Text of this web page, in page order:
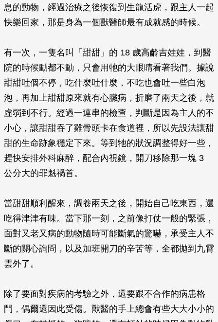
息的動物，經過治療之後恢復到生龍活虎，跟主人一起
快樂回家，那是身為一個獸醫師最有成就感的時候。
有一次，一隻名叫「甜甜」的 18 歲高齡吉娃娃，到醫
院的時候動都不動，只會用牠的大眼睛看著我們。據說
甜甜吐個不停，吃什麼吐什麼，不吃也會吐一些白泡
泡，再加上甜甜原來就有心臟病，折磨了兩天之後，就
虛弱到不行。經過一連串的檢查，判斷是因為主人的不
小心，讓甜甜吞了雞骨頭卡在食道裡，所以先設法讓甜
甜的生命跡象穩定下來。等到牠的狀況調整得好一些，
趕快安排外科麻醉，配合內視鏡，開刀移除那一塊 3
公分大的罪魁禍首。
當甜甜順利醒來，調養兩天之後，開始自己吃東西，還
吃得津津有味。當下那一刻，之前像打仗一般的緊張，
面對又老又病的動物隨時可能斷氣的驚嚇，承受主人不
斷的關心詢問，以及加班開刀的辛苦等，全都拋到九霄
雲外了。
除了要面對疾病的考驗之外，還要跟不合作的病患格
鬥，偶爾還因此受傷。獸醫的手上總會有些大大小小的